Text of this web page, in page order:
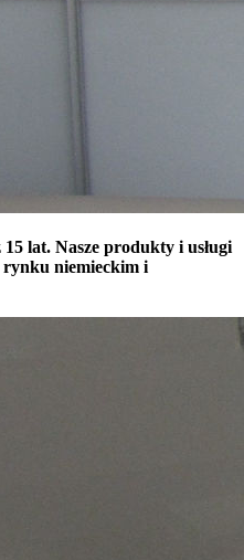
lat. Nasze produkty i usługi
rynku niemieckim i